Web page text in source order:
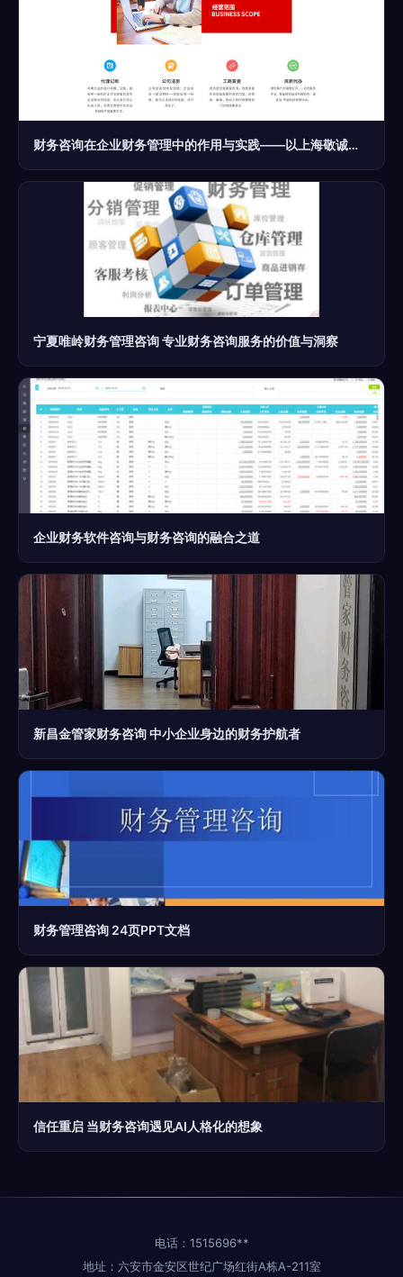
财务咨询在企业财务管理中的作用与实践——以上海敬诚财务咨询服务为例
宁夏唯岭财务管理咨询 专业财务咨询服务的价值与洞察
企业财务软件咨询与财务咨询的融合之道
新昌金管家财务咨询 中小企业身边的财务护航者
财务管理咨询 24页PPT文档
信任重启 当财务咨询遇见AI人格化的想象
电话：1515696**
地址：六安市金安区世纪广场红街A栋A-211室